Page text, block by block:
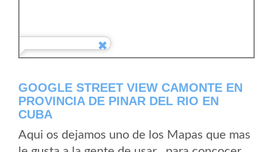
GOOGLE STREET VIEW CAMONTE EN
PROVINCIA DE PINAR DEL RIO EN
CUBA
Aqui os dejamos uno de los Mapas que mas